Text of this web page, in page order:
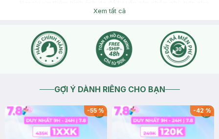
Xem tất cả
GỢI Ý DÀNH RIÊNG CHO BẠN
-55% -42%